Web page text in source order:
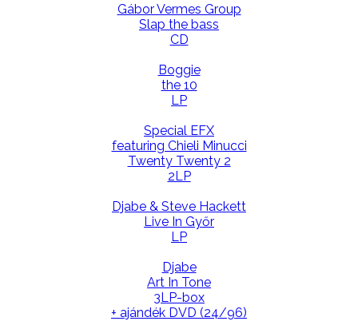
Gábor Vermes Group
Slap the bass
CD
Boggie
the 10
LP
Special EFX
featuring Chieli Minucci
Twenty Twenty 2
2LP
Djabe & Steve Hackett
Live In Győr
LP
Djabe
Art In Tone
3LP-box
+ ajándék DVD (24/96)